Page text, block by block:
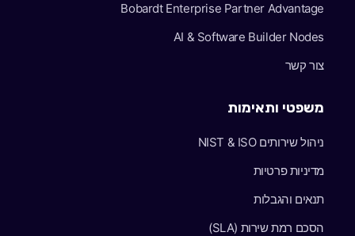
Bobardt Enterprise Partner Advantage
AI & Software Builder Nodes
צור קשר
משפטי ותאימות
ניהול שירותים NIST & ISO
מדיניות פרטיות
תנאים והגבלות
הסכם רמת שירות (SLA)